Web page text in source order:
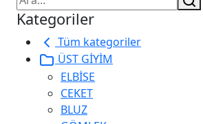
Kategoriler
Tüm kategoriler
ÜST GİYİM
ELBİSE
CEKET
BLUZ